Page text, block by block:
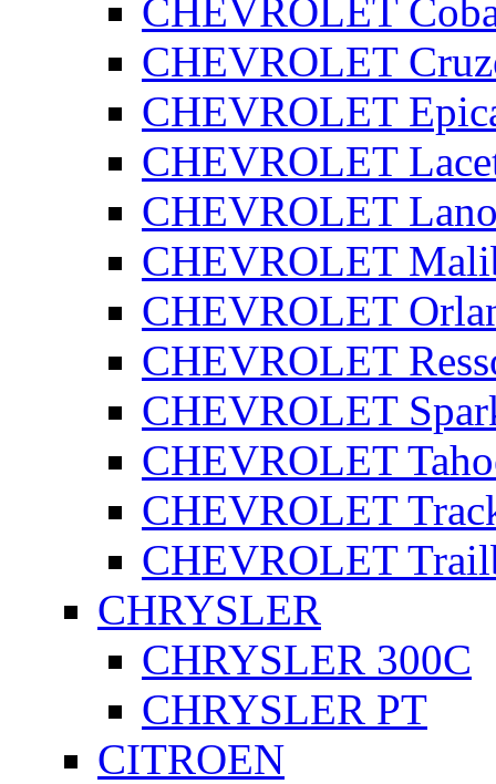
CHEVROLET
CHEVROLET
CHEVROLET
CHEVROLET
CHEVROLET
CHEVROLET
CHEVROLET
CHEVROLET
CHEVROLET
CHEVROLET
CHEVROLET
CHEVROLET
CHRYSLER
CHRYSLER 300C
CHRYSLER PT
CITROEN